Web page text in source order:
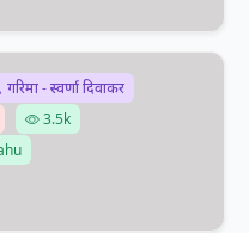
गरिमा - स्वर्णा दिवाकर
3.5k